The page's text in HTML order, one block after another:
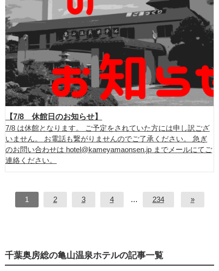
【7/8 休館日のお知らせ】
7/8 は休館となります。 ご予定をされていた方には申し訳ござ
いません。 お電話も繋がりませんのでご了承ください。 急ぎ
のお問い合わせは hotel@kameyamaonsen.jp までメールにてご
連絡ください。
1 2 3 4 … 234 »
千葉奥房総の亀山温泉ホテルの記事一覧